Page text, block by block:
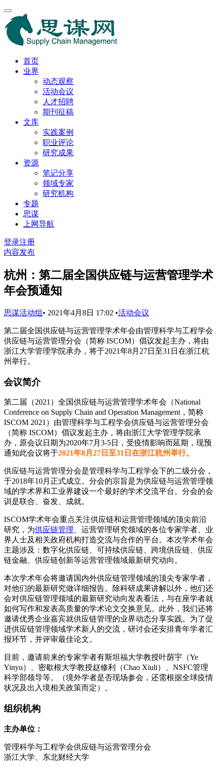
首页
业界
动态观察
活动会议
人才招聘
期刊征稿
文库
实践案例
职业评论
研究成果
资源
笔记分享
领域专家
研究机构
专题
思谋
上网导航
登录注册
内容发布
杭州：第二届全国供应链与运营管理学术
年会预通知
思谋活动组 • 2021年4月8日 17:02 •活动会议
第二届全国供应链与运营管理学术年会由管理科学与工程学会
供应链与运营管理分会（简称 ISCOM）倡议发起主办，将由
浙江大学管理学院承办，将于2021年8月27日至31日在浙江杭
州举行。
会议简介
第二届（2021）全国供应链与运营管理学术年会（National
Conference on Supply Chain and Operation Management，简称
ISCOM 2021）由管理科学与工程学会供应链与运营管理分会
（简称 ISCOM）倡议发起主办，将由浙江大学管理学院承
办，原会议日期为2020年7月3-5日，受疫情影响而延期，现预
通知此会议将于2021年8月27日至31日在浙江杭州举行。
供应链与运营管理分会是管理科学与工程学会下的二级分会，
于2018年10月正式成立。分会的宗旨是为供应链与运营管理领
域的学术界和工业界建设一个最好的学术交流平台。分会的会
训是联合、奋发、成就。
ISCOM学术年会重点关注供应链和运营管理领域的顶尖前沿
研究，为供应链管理 、运营管理研究领域的各位专家学者、业
界人士及相关政府机构打造交流与合作的平台。本次学术年会
主题涉及：数字化供应链、可持续供应链、跨境供应链、供应
链金融、供应链创新等运营管理领域最新研究动向。
本次学术年会将邀请国内外供应链管理领域的顶尖专家学者，
对他们的最新研究做详细报告。除科研成果讲解以外，他们还
会对供应链管理领域的最新研究动向发表看法，与在座学者就
如何写作和发表高质量的学术论文交换意见。此外，我们还将
邀请优秀企业嘉宾就供应链管理的业界动态分享实践。为了促
进供应链管理领域学术新人的交流，研讨会还安排青年学者汇
报环节，并评审最佳论文。
目前，邀请前来的专家学者有斯坦福大学教授叶荫宇（Ye
Yinyu）、密歇根大学教授赵修利（Chao Xiuli）、NSFC管理
科学部领导等。（境外学者是否现场参会，还需根据全球疫情
状况及出入境相关政策而定）。
组织机构
主办单位：
管理科学与工程学会供应链与运营管理分会
浙江大学、东北财经大学